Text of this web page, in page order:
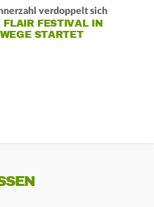
verdoppelt sich
FLAIR FESTIVAL IN
STARTET